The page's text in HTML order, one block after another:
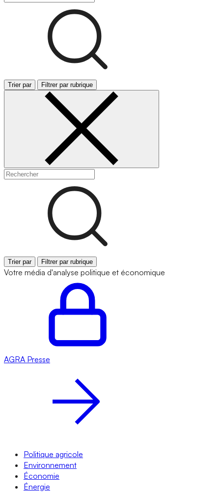
Trier par Filtrer par rubrique
Trier par Filtrer par rubrique
Votre média d'analyse politique et économique
AGRA Presse
Politique agricole
Environnement
Économie
Énergie